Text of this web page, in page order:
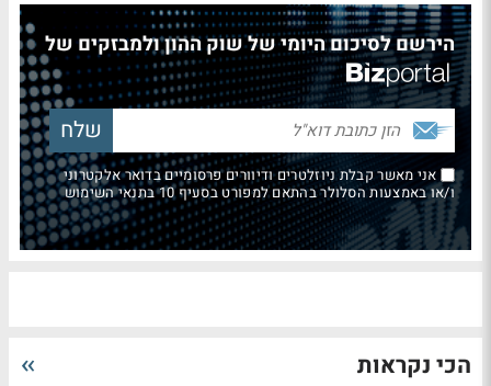
הירשם לסיכום היומי של שוק ההון ולמבזקים של
אני מאשר קבלת ניוזלטרים ודיוורים פרסומיים בדואר אלקטרוני
ו/או באמצעות הסלולר בהתאם למפורט בסעיף 10 בתנאי השימוש
הכי נקראות